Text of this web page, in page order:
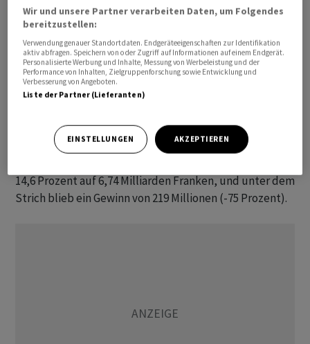
industriellen Fundament, das wir bewahrt haben, sind
wir bereit, die vielen Chancen am Horizont zu nutzen»,
so die Präsidentin.
Swatchhatte Ende Januar bereits die Ergebnisse für
das vergangene Jahr kommuniziert: Der Bieler
China, und der Gewinn brach deutlich heftiger ein als am
Markt zuvor befürchtet. Der Umsatz des
14,6 Prozent auf 6,74 Milliarden Franken, und unter dem
Strich blieb ein Gewinn von 219 Millionen (-75 Prozent).
Wir und unsere Partner verarbeiten Daten, um Folgendes
bereitzustellen:
Verwendung genauer Standortdaten. Endgeräteeigenschaften zur Identifikation
aktiv abfragen. Speichern von oder Zugriff auf Informationen auf einem Endgerät.
Personalisierte Werbung und Inhalte, Messung von Werbeleistung und der
Performance von Inhalten, Zielgruppenforschung sowie Entwicklung und
Verbesserung von Angeboten.
Liste der Partner (Lieferanten)
EINSTELLUNGEN AKZEPTIEREN